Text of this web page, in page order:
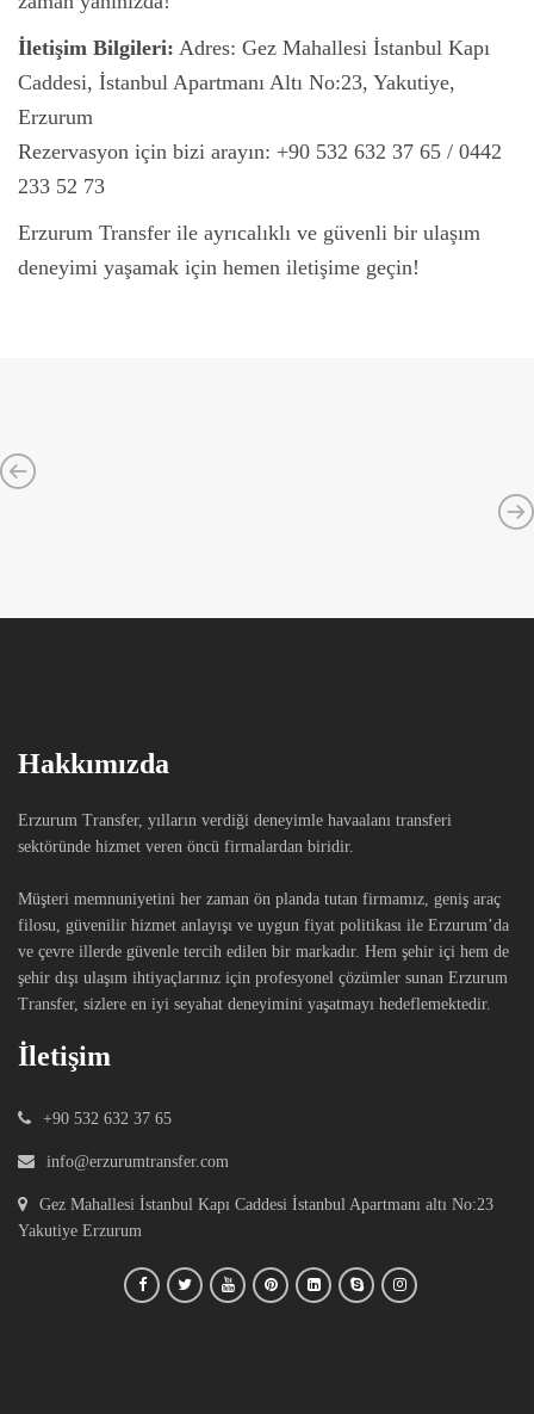
İletişim Bilgileri: Adres: Gez Mahallesi İstanbul Kapı
Caddesi, İstanbul Apartmanı Altı No:23, Yakutiye,
Erzurum
Rezervasyon için bizi arayın: +90 532 632 37 65 / 0442
233 52 73
Erzurum Transfer ile ayrıcalıklı ve güvenli bir ulaşım
deneyimi yaşamak için hemen iletişime geçin!
Hakkımızda
Erzurum Transfer, yılların verdiği deneyimle havaalanı transferi
sektöründe hizmet veren öncü firmalardan biridir.
Müşteri memnuniyetini her zaman ön planda tutan firmamız, geniş araç
filosu, güvenilir hizmet anlayışı ve uygun fiyat politikası ile Erzurum’da
ve çevre illerde güvenle tercih edilen bir markadır. Hem şehir içi hem de
şehir dışı ulaşım ihtiyaçlarınız için profesyonel çözümler sunan Erzurum
Transfer, sizlere en iyi seyahat deneyimini yaşatmayı hedeflemektedir.
İletişim
+90 532 632 37 65
info@erzurumtransfer.com
Gez Mahallesi İstanbul Kapı Caddesi İstanbul Apartmanı altı No:23
Yakutiye Erzurum